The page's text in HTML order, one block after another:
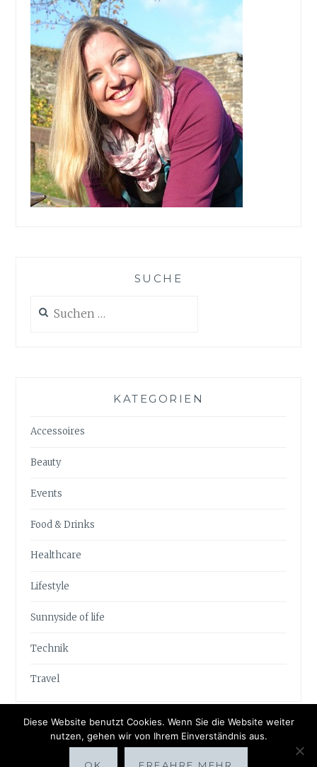
SUCHE
nach:
KATEGORIEN
Accessoires
Beauty
Events
Food & Drinks
Healthcare
Lifestyle
Sunnyside of life
Technik
Travel
Diese Website benutzt Cookies. Wenn Sie die Website weiter
nutzen, gehen wir von Ihrem Einverständnis aus.